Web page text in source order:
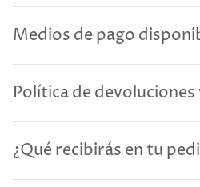
Medios de pago
Política de
¿Qué recibirás en tu